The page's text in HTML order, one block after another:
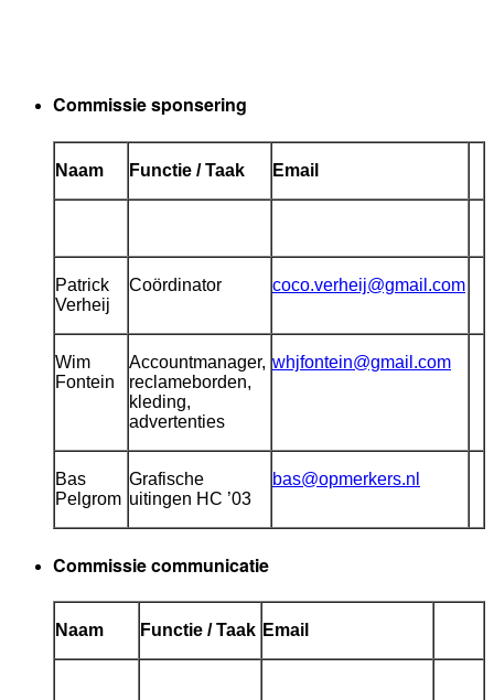
Commissie sponsering
Naam Functie / Taak Email
Patrick
Verheij
Coördinator coco.verheij@gmail.com
Wim
Fontein
Accountmanager,
reclameborden,
kleding,
advertenties
whjfontein@gmail.com
Bas
Pelgrom
Grafische
uitingen HC ’03
bas@opmerkers.nl
Commissie communicatie
Naam Functie / Taak Email